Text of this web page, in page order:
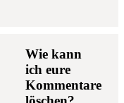
Wie kann
ich eure
Kommentare